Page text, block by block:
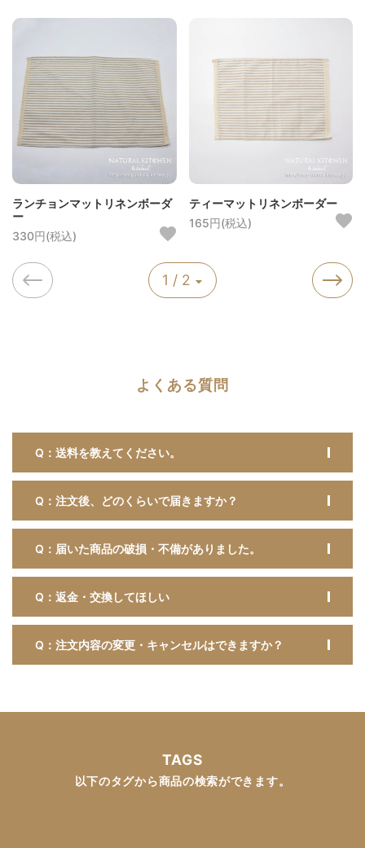
ランチョンマットリネンボーダ
ー
330円(税込)
ティーマットリネンボーダー
165円(税込)
1 / 2
よくある質問
Q：送料を教えてください。
Q：注文後、どのくらいで届きますか？
Q：届いた商品の破損・不備がありました。
Q：返金・交換してほしい
Q：注文内容の変更・キャンセルはできますか？
TAGS
以下のタグから商品の検索ができます。